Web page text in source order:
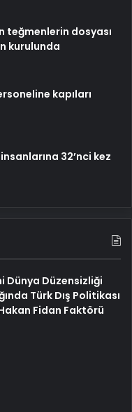
teğmenlerin dosyası
kurulunda
kapıları
32’nci kez
Dünya Düzensizliği
Türk Dış Politikası
Fidan Faktörü